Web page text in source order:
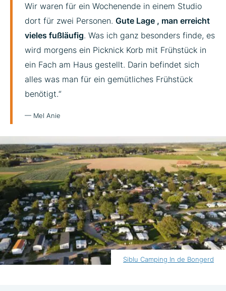
Wir waren für ein Wochenende in einem Studio
dort für zwei Personen. Gute Lage , man erreicht
vieles fußläufig. Was ich ganz besonders finde, es
wird morgens ein Picknick Korb mit Frühstück in
ein Fach am Haus gestellt. Darin befindet sich
alles was man für ein gemütliches Frühstück
benötigt.“
— Mel Anie
Siblu Camping In de Bongerd